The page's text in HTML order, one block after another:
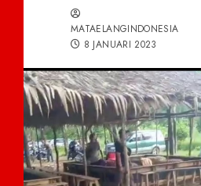
MATAELANGINDONESIA
8 JANUARI 2023